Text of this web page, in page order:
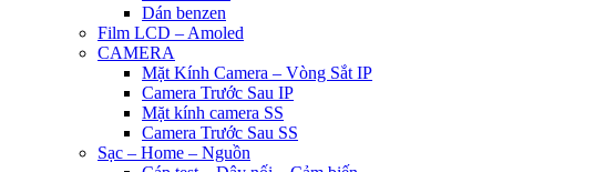
Dán benzen
Film LCD – Amoled
CAMERA
Mặt Kính Camera – Vòng Sắt IP
Camera Trước Sau IP
Mặt kính camera SS
Camera Trước Sau SS
Sạc – Home – Nguồn